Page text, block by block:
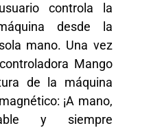
controla la
desde la
mano. Una vez
Mango
de la máquina
¡A mano,
y siempre